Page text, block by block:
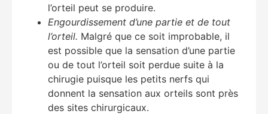
l’orteil peut se produire.
Engourdissement d’une partie et de tout
l’orteil. Malgré que ce soit improbable, il
est possible que la sensation d’une partie
ou de tout l’orteil soit perdue suite à la
chirugie puisque les petits nerfs qui
donnent la sensation aux orteils sont près
des sites chirurgicaux.